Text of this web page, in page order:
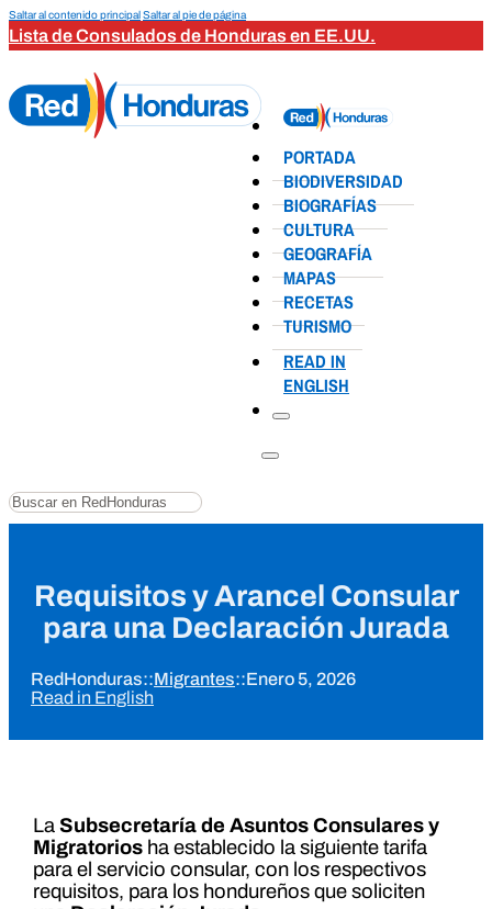
Saltar al contenido principalSaltar al pie de página
Lista de Consulados de Honduras en EE.UU.
PORTADA
BIODIVERSIDAD
BIOGRAFÍAS
CULTURA
GEOGRAFÍA
MAPAS
RECETAS
TURISMO
READ IN
ENGLISH
Buscar
Requisitos y Arancel Consular
para una Declaración Jurada
RedHonduras::Migrantes::Enero 5, 2026
Read in English
La Subsecretaría de Asuntos Consulares y
Migratoriosha establecido la siguiente tarifa
para el servicio consular, con los respectivos
requisitos, para los hondureños que soliciten